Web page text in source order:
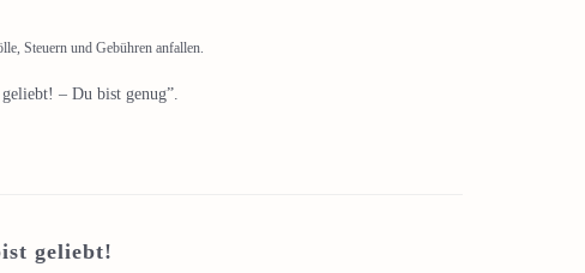
Steuern und Gebühren anfallen.
– Du bist genug”.
geliebt!